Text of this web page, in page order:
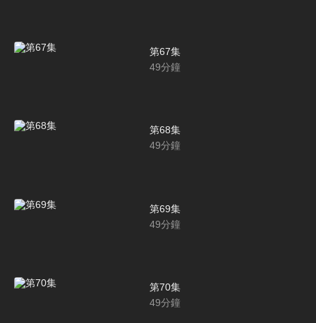
第67集
49分鐘
第68集
49分鐘
第69集
49分鐘
第70集
49分鐘